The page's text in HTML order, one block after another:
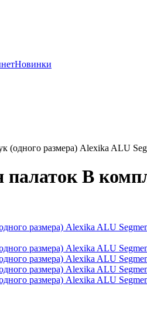
Новинки
(одного размера) Alexika ALU
В